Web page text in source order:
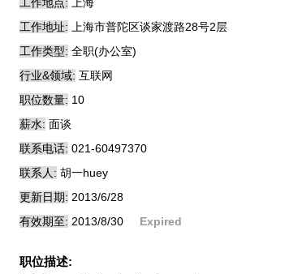
工作地址:
上海市普陀区谈家渡路28号2层
工作类型: 全职(办公室)
行业&领域: 互联网
职位数量: 10
薪水: 面谈
联系电话: 021-60497370
联系人: 胡一huey
更新日期: 2013/6/28
有效期至: 2013/8/30 Expired
职位描述: